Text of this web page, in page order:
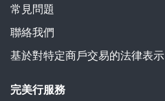
常見問題
聯絡我們
基於對特定商戶交易的法律表示
完美行服務